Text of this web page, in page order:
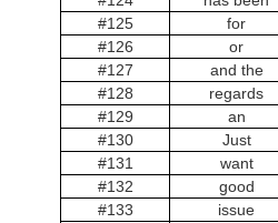
#125
for
#126
or
#127
and the
#128
regards
#129
an
#130
Just
#131
want
#132
good
#133
issue